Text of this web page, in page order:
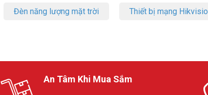
Đèn năng lượng mặt trời Thiết bị mạng
An Tâm Khi Mua Sắm